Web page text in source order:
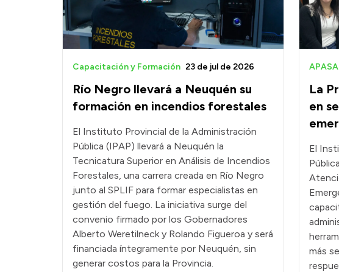
Río Negro llevará a Neuquén su
formación en incendios forestales
Capacitación y Formación 23 de jul de 2026
El Instituto Provincial de la Administración
Pública (IPAP) llevará a Neuquén la
Tecnicatura Superior en Análisis de Incendios
Forestales, una carrera creada en Río Negro
junto al SPLIF para formar especialistas en
gestión del fuego. La iniciativa surge del
convenio firmado por los Gobernadores
Alberto Weretilneck y Rolando Figueroa y será
financiada íntegramente por Neuquén, sin
generar costos para la Provincia.
La
en
APASA
El
más